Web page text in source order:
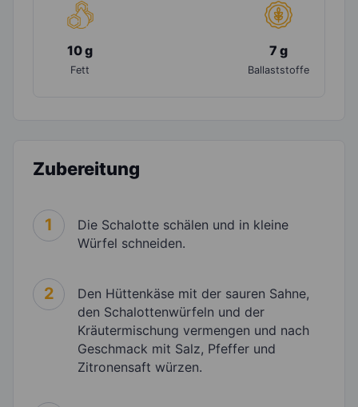
10 g
Fett
7 g
Ballaststoffe
Zubereitung
1
Die Schalotte schälen und in kleine
Würfel schneiden.
2
Den Hüttenkäse mit der sauren Sahne,
den Schalottenwürfeln und der
Kräutermischung vermengen und nach
Geschmack mit Salz, Pfeffer und
Zitronensaft würzen.